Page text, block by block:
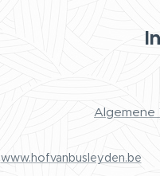
Algemene
www.hofvanbusleyden.be